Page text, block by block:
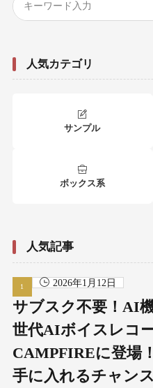
人気カテゴリ
サンプル
ボックス系
人気記事
2026年1月12日
サブスク不要！AI
世代AIボイスレコ
CAMPFIREに登場
手に入れるチャンス